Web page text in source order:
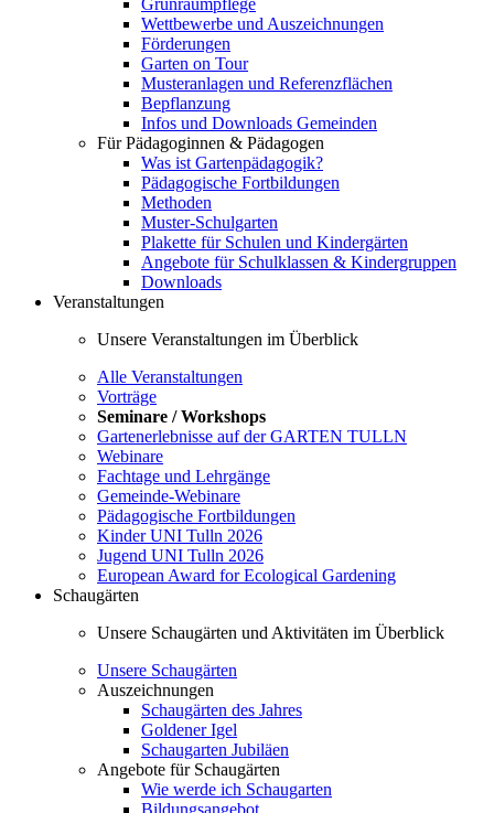
Grünraumpflege
Wettbewerbe und Auszeichnungen
Förderungen
Garten on Tour
Musteranlagen und Referenzflächen
Bepflanzung
Infos und Downloads Gemeinden
Für Pädagoginnen & Pädagogen
Was ist Gartenpädagogik?
Pädagogische Fortbildungen
Methoden
Muster-Schulgarten
Plakette für Schulen und Kindergärten
Angebote für Schulklassen & Kindergruppen
Downloads
Veranstaltungen
Unsere Veranstaltungen im Überblick
Alle Veranstaltungen
Vorträge
Seminare / Workshops
Gartenerlebnisse auf der GARTEN TULLN
Webinare
Fachtage und Lehrgänge
Gemeinde-Webinare
Pädagogische Fortbildungen
Kinder UNI Tulln 2026
Jugend UNI Tulln 2026
European Award for Ecological Gardening
Schaugärten
Unsere Schaugärten und Aktivitäten im Überblick
Unsere Schaugärten
Auszeichnungen
Schaugärten des Jahres
Goldener Igel
Schaugarten Jubiläen
Angebote für Schaugärten
Wie werde ich Schaugarten
Bildungsangebot